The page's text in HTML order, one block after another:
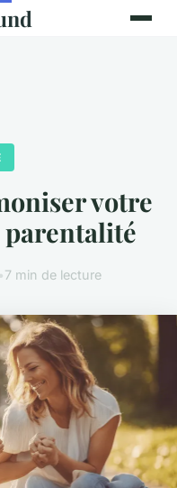
votre
parentalité
•7 min de lecture